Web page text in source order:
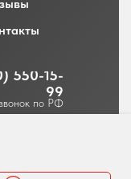
данных
550-15-
99
по РФ